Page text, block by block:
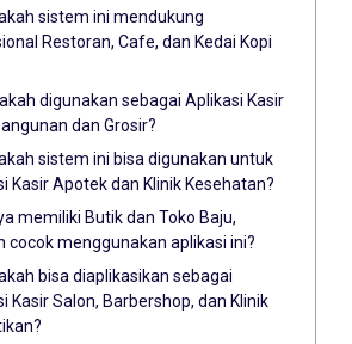
sistem ini mendukung
Restoran, Cafe, dan Kedai Kopi
digunakan sebagai Aplikasi Kasir
dan Grosir?
sistem ini bisa digunakan untuk
Kasir Apotek dan Klinik Kesehatan?
memiliki Butik dan Toko Baju,
cocok menggunakan aplikasi ini?
bisa diaplikasikan sebagai
Kasir Salon, Barbershop, dan Klinik